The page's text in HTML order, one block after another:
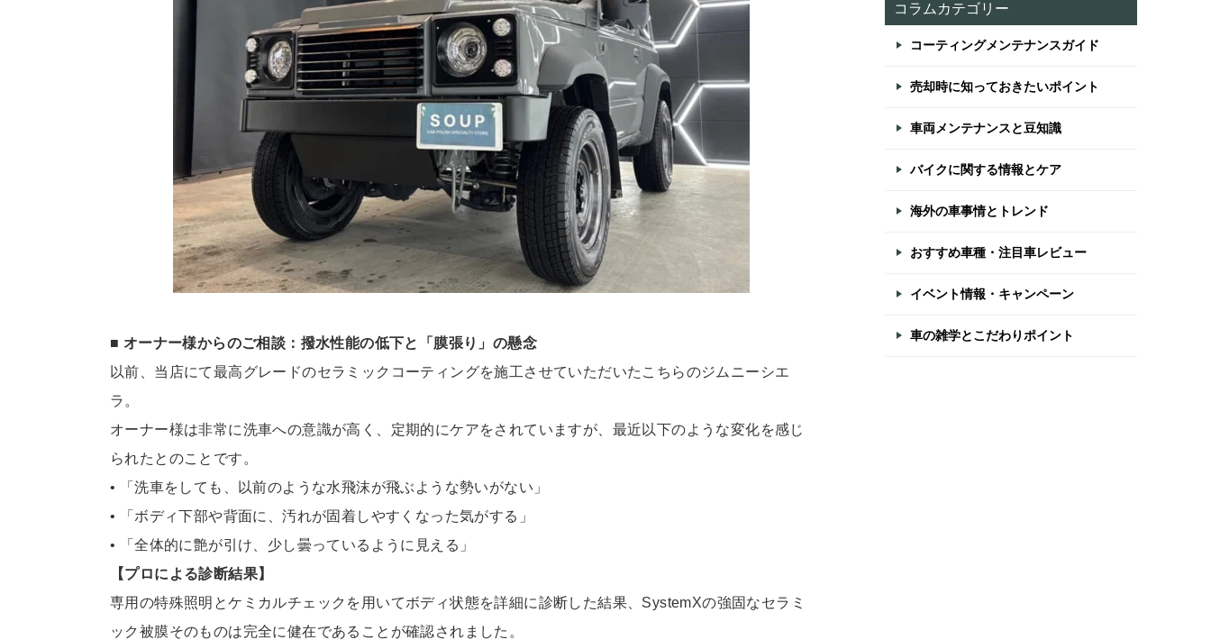
■ オーナー様からのご相談：撥水性能の低下と「膜張り」の懸念
以前、当店にて最高グレードのセラミックコーティングを施工させていただいたこちらのジムニーシエ
ラ。
オーナー様は非常に洗車への意識が高く、定期的にケアをされてい ますが、最近以下のような変化を感じ
られたとのことです。
• 「洗車をしても、以前のような水飛沫が飛ぶような勢いがない」
• 「ボディ下部や背面に、汚れが固着しやすくなった気がする」
• 「全体的に艶が引け、少し曇っているように見える」
【プロによる診断結果】
専用の特殊照明とケミカルチェックを用いてボディ状態を詳細に診断した結果、SystemXの強固なセラミ
ック被膜そのものは完全に健在であることが確認されました。
コラムカテゴリー
コーティングメンテナンスガイド
売却時に知っておきたいポイント
車両メンテナンスと豆知識
バイクに関する情報とケア
海外の車事情とトレンド
おすすめ車種・注目車レビュー
イベント情報・キャンペーン
車の雑学とこだわりポイント